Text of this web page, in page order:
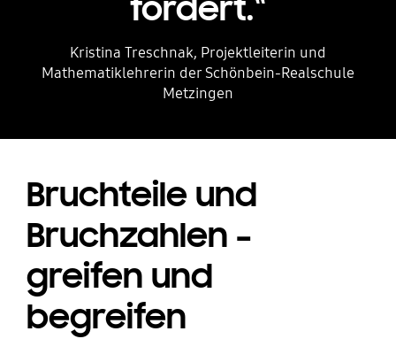
fördert.“
Kristina Treschnak, Projektleiterin und
Mathematiklehrerin der Schönbein-Realschule
Metzingen
Bruchteile und
Bruchzahlen –
greifen und
begreifen